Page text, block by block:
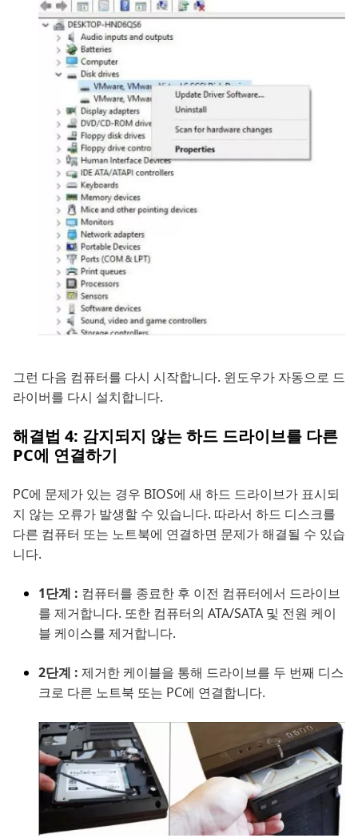
그런 다음 컴퓨터를 다시 시작합니다. 윈도우가 자동으로 드
라이버를 다시 설치합니다.
해결법 4: 감지되지 않는 하드 드라이브를 다른
PC에 연결하기
PC에 문제가 있는 경우 BIOS에 새 하드 드라이브가 표시되
지 않는 오류가 발생할 수 있습니다. 따라서 하드 디스크를
다른 컴퓨터 또는 노트북에 연결하면 문제가 해결될 수 있습
니다.
1단계 : 컴퓨터를 종료한 후 이전 컴퓨터에서 드라이브
를 제거합니다. 또한 컴퓨터의 ATA/SATA 및 전원 케이
블 케이스를 제거합니다.
2단계 : 제거한 케이블을 통해 드라이브를 두 번째 디스
크로 다른 노트북 또는 PC에 연결합니다.